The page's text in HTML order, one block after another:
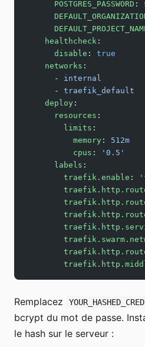
      POSTGRES_PASSWORD
:
    healthcheck
:
      disable
: true
    networks
:
      -
internal
      -
traefik_default
    deploy
:
      resources
:
        limits
:
          memory
: 512m
          cpus
:
'0.5'
      labels
:
        traefik.enable
:
Remplacez
bcrypt du mot de passe.
le hash sur le serveur :